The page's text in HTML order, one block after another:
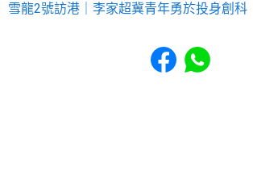
雪龍2號訪港｜李家超冀青年勇於投身創
Share to Facebook
Share to